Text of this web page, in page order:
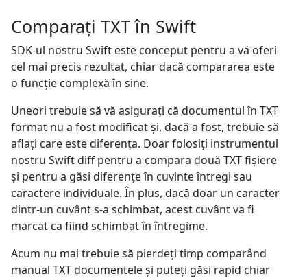
Comparați TXT în Swift
SDK-ul nostru Swift este conceput pentru a vă oferi
cel mai precis rezultat, chiar dacă compararea este
o funcție complexă în sine.
Uneori trebuie să vă asigurați că documentul în TXT
format nu a fost modificat și, dacă a fost, trebuie să
aflați care este diferența. Doar folosiți instrumentul
nostru Swift diff pentru a compara două TXT fișiere
și pentru a găsi diferențe în cuvinte întregi sau
caractere individuale. În plus, dacă doar un caracter
dintr-un cuvânt s-a schimbat, acest cuvânt va fi
marcat ca fiind schimbat în întregime.
Acum nu mai trebuie să pierdeți timp comparând
manual TXT documentele și puteți găsi rapid chiar